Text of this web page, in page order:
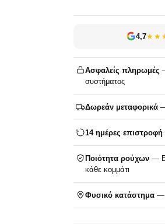
4,7
Ασφαλείς πληρωμές
συστήματος
Δωρεάν μεταφορικά
14 ημέρες επιστροφή
Ποιότητα ρούχων —
κάθε κομμάτι
Φυσικό κατάστημα —